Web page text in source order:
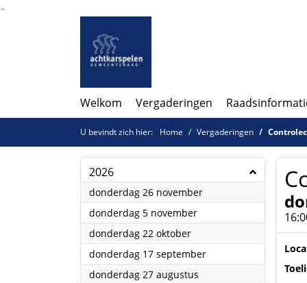
Ga naar de inhoud van deze pagina
Ga naar het zoeken
Ga naar het menu
Welkom Vergaderingen
U bevindt zich hier: Home Vergaderingen
2026
donderdag 26 november2026
donderdag 5 november2026
donderdag 22 oktober2026
donderdag 17 september2026
donderdag 27 augustus